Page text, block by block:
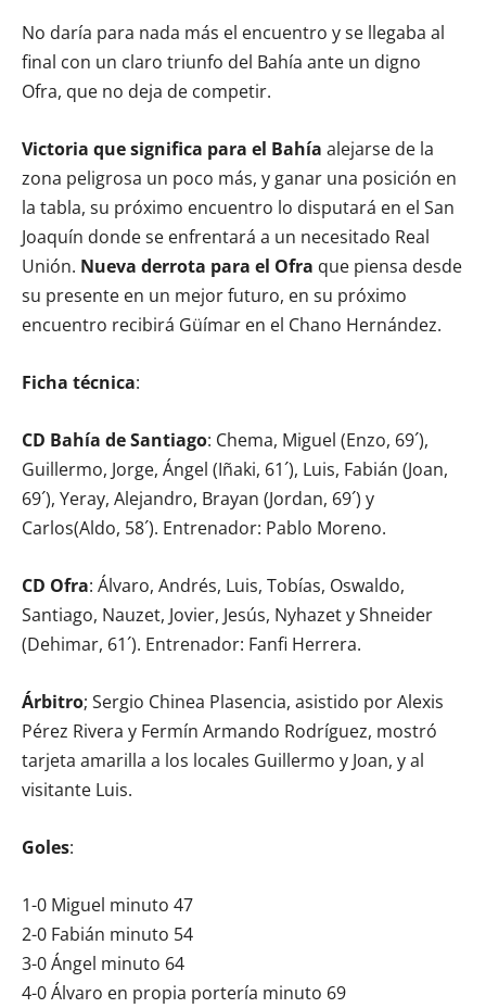
No daría para nada más el encuentro y se llegaba al
final con un claro triunfo del Bahía ante un digno
Ofra, que no deja de competir.
Victoria que significa para el Bahía alejarse de la
zona peligrosa un poco más, y ganar una posición en
la tabla, su próximo encuentro lo disputará en el San
Joaquín donde se enfrentará a un necesitado Real
Unión. Nueva derrota para el Ofra que piensa desde
su presente en un mejor futuro, en su próximo
encuentro recibirá Güímar en el Chano Hernández.
Ficha técnica:
CD Bahía de Santiago: Chema, Miguel (Enzo, 69´),
Guillermo, Jorge, Ángel (Iñaki, 61´), Luis, Fabián (Joan,
69´), Yeray, Alejandro, Brayan (Jordan, 69´) y
Carlos(Aldo, 58´). Entrenador: Pablo Moreno.
CD Ofra: Álvaro, Andrés, Luis, Tobías, Oswaldo,
Santiago, Nauzet, Jovier, Jesús, Nyhazet y Shneider
(Dehimar, 61´). Entrenador: Fanfi Herrera.
Árbitro; Sergio Chinea Plasencia, asistido por Alexis
Pérez Rivera y Fermín Armando Rodríguez, mostró
tarjeta amarilla a los locales Guillermo y Joan, y al
visitante Luis.
Goles:
1-0 Miguel minuto 47
2-0 Fabián minuto 54
3-0 Ángel minuto 64
4-0 Álvaro en propia portería minuto 69